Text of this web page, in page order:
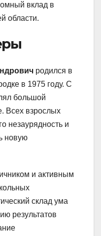
вклад в
области.
родился в
в 1975 году. С
большой
Всех взрослых
незаурядность и
новую
и активным
склад ума
результатов